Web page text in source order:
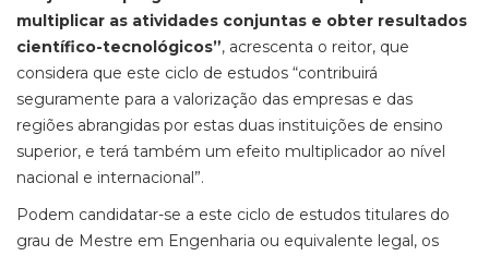
multiplicar as atividades conjuntas e obter resultados
científico-tecnológicos”, acrescenta o reitor, que
considera que este ciclo de estudos “contribuirá
seguramente para a valorização das empresas e das
regiões abrangidas por estas duas instituições de ensino
superior, e terá também um efeito multiplicador ao nível
nacional e internacional”.
Podem candidatar-se a este ciclo de estudos titulares do
grau de Mestre em Engenharia ou equivalente legal, os